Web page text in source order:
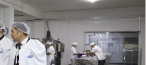
С.БАЯРБИЛЭГ: ДРАГОН ТӨВИЙН 3 ДАВХРААС
УНАСАН 25 НАСТАЙ ЭМЭГТЭЙ АМИА ХОРЛОСОН
БАЙЖ БОЛЗОШГҮЙ